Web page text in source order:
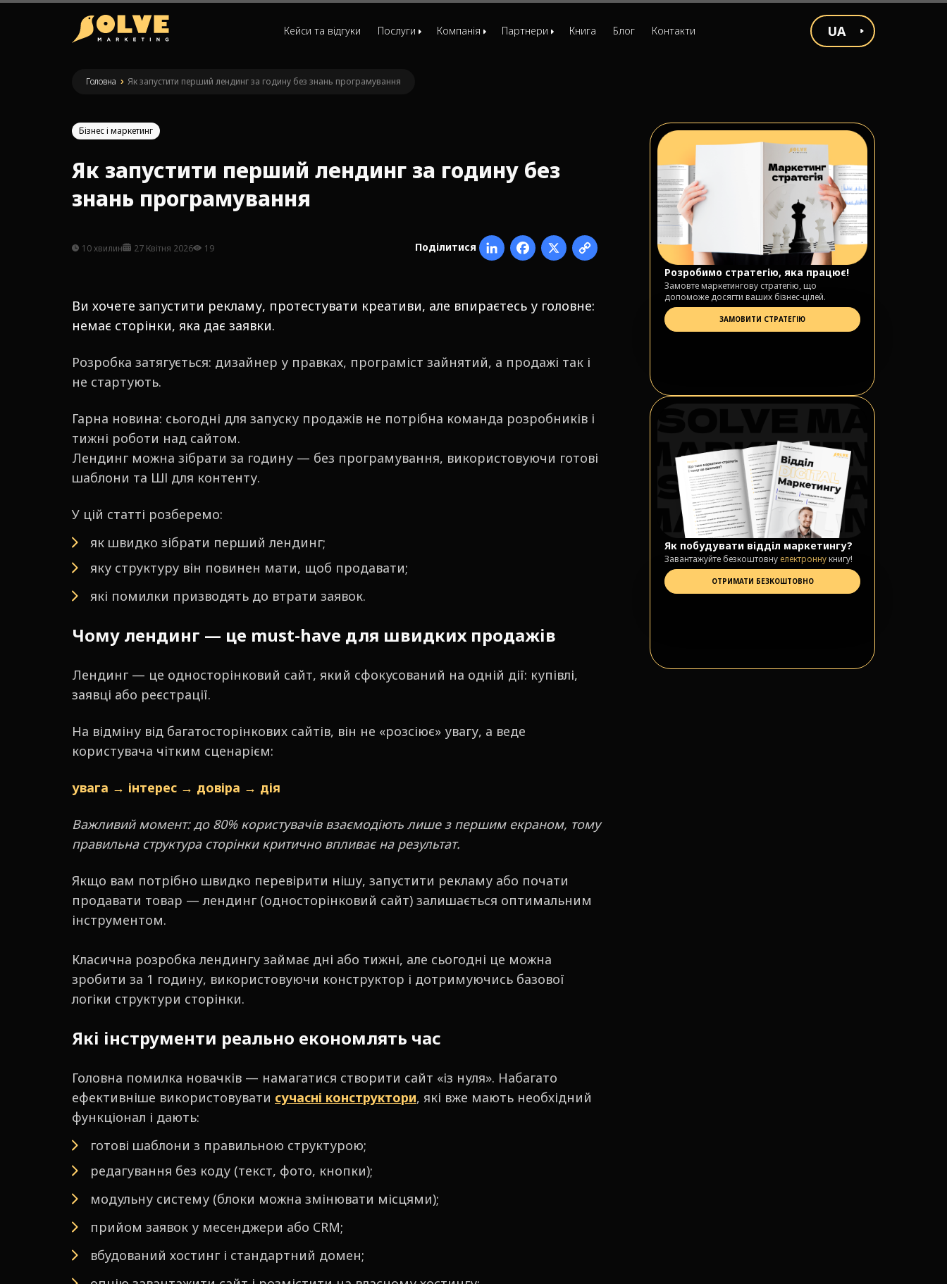
Кейси та відгуки Послуги
Відділ маркетингу
Комплексна лідогенерація
Розробка сайтів
Таємний покупець
Компанія Партнери Книга Блог Контакти UA
Головна » Як запустити перший лендинг за годину без знань програмування
Бізнес і маркетинг
Як запустити перший лендинг за годину без
знань програмування
10 хвилин 27 Квітня 2026 19 Поділитися
Ви хочете запустити рекламу, протестувати креативи, але впираєтесь у головне:
немає сторінки, яка дає заявки.
Розробка затягується: дизайнер у правках, програміст зайнятий, а продажі так і
не стартують.
Гарна новина: сьогодні для запуску продажів не потрібна команда розробників і
тижні роботи над сайтом.
Лендинг можна зібрати за годину — без програмування, використовуючи готові
шаблони та ШІ для контенту.
У цій статті розберемо:
як швидко зібрати перший лендинг;
яку структуру він повинен мати, щоб продавати;
які помилки призводять до втрати заявок.
Чому лендинг — це must-have для швидких продажів
Лендинг — це односторінковий сайт, який сфокусований на одній дії: купівлі,
заявці або реєстрації.
На відміну від багатосторінкових сайтів, він не «розсіює» увагу, а веде
користувача чітким сценарієм:
увага → інтерес → довіра → дія
Важливий момент: до 80% користувачів взаємодіють лише з першим екраном, тому
правильна структура сторінки критично впливає на результат.
Якщо вам потрібно швидко перевірити нішу, запустити рекламу або почати
продавати товар — лендинг (односторінковий сайт) залишається оптимальним
інструментом.
Класична розробка лендингу займає дні або тижні, але сьогодні це можна
зробити за 1 годину, використовуючи конструктор і дотримуючись базової
логіки структури сторінки.
Які інструменти реально економлять час
Головна помилка новачків — намагатися створити сайт «із нуля». Набагато
ефективніше використовувати сучасні конструктори, які вже мають необхідний
функціонал і дають:
готові шаблони з правильною структурою;
редагування без коду (текст, фото, кнопки);
модульну систему (блоки можна змінювати місцями);
прийом заявок у месенджери або CRM;
вбудований хостинг і стандартний домен;
Як побудувати відділ маркетингу?
Завантажуйте безкоштовну електроннукнигу!
ОТРИМАТИ БЕЗКОШТОВНО
Розробимо стратегію, яка працює!
Замовте маркетингову стратегію, що
допоможе досягти ваших бізнес-цілей.
ЗАМОВИТИ СТРАТЕГІЮ